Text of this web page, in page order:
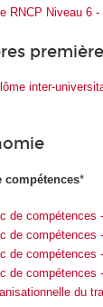
RNCP Niveau 6
inter-
compétences*
de compétences
de compétences
de compétences
de compétences
du